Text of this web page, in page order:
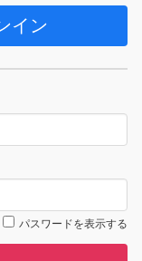
イン
パスワードを表示する